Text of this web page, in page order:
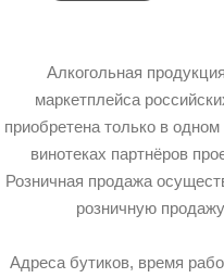
Алкогольная
маркетплейса
приобретена только в
винотеках партнёров
Розничная продажа
розничную
Адреса бутиков, время